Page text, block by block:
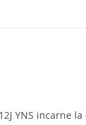
YNS incarne